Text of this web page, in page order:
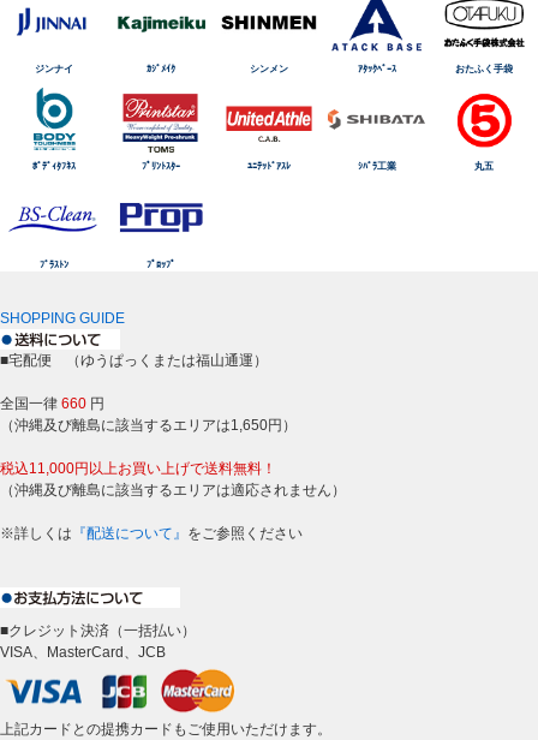
ジンナイ ｶｼﾞﾒｲｸ シンメン ｱﾀｯｸﾍﾞｰｽ おたふく手袋
ﾎﾞﾃﾞｨﾀﾌﾈｽ ﾌﾟﾘﾝﾄｽﾀｰ ﾕﾆﾃｯﾄﾞｱｽﾚ ｼﾊﾞﾗ工業 丸五
ﾌﾞﾗｽﾄﾝ ﾌﾟﾛｯﾌﾟ
SHOPPING GUIDE
■宅配便 （ゆうぱっくまたは福山通運）
全国一律 660 円
（沖縄及び離島に該当するエリアは1,650円）
税込11,000円以上お買い上げで送料無料！
（沖縄及び離島に該当するエリアは適応されません）
※詳しくは 『配送について』 をご参照ください
■クレジット決済（一括払い）
VISA、MasterCard、JCB
上記カードとの提携カードもご使用いただけます。